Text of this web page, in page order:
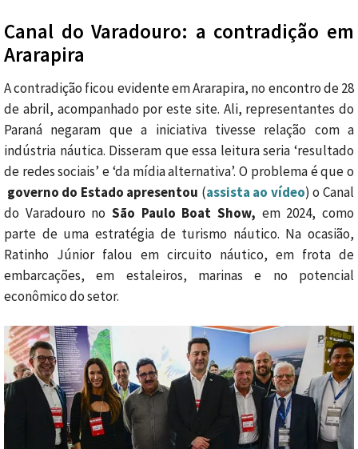
Canal do Varadouro: a contradição em
Ararapira
A contradição ficou evidente em Ararapira, no encontro de 28
de abril, acompanhado por este site. Ali, representantes do
Paraná negaram que a iniciativa tivesse relação com a
indústria náutica. Disseram que essa leitura seria ‘resultado
de redes sociais’ e ‘da mídia alternativa’. O problema é que o
governo do Estado apresentou (assista ao vídeo) o Canal
do Varadouro no São Paulo Boat Show, em 2024, como
parte de uma estratégia de turismo náutico. Na ocasião,
Ratinho Júnior falou em circuito náutico, em frota de
embarcações, em estaleiros, marinas e no potencial
econômico do setor.